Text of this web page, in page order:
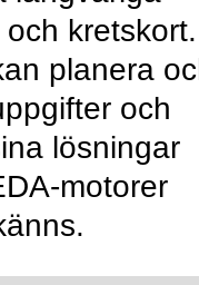
kretskort.
planera
och
lösningar
motorer